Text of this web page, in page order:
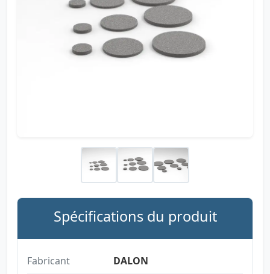
Spécifications du produit
Fabricant DALON